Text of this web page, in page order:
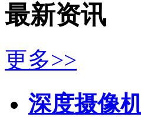
最新资讯
更多>>
深度摄像